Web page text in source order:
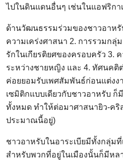
ไปในดินแดนอื่นๆ เช่นในแอฟริกา
ด้านวัฒนธรรมร่วมของชาวอาหรั
ความเคร่งศาสนา 2. การรวมกลุ่
รักในเกียรติยศของครอบครัว 3.
ระหว่างชายหญิง และ 4. ทัศนคติ
ค่อยยอมรับเพศสัมพันธ์ก่อนแต่งง
เซมิติกแบบเดียวกับชาวอาหรับ
ทั้งหมด ทำให้ต่อมาศาสนายิว-ค
ประมาณนี้อยู่)
ชาวอาหรับในอาระเบียมีทั้งกลุ่ม
สำหรับพวกที่อยู่ในเมืองนั้นก็มีห